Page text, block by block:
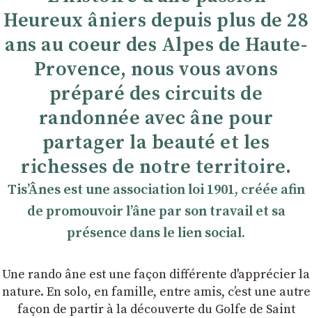
Heureux âniers depuis plus de 28
ans au coeur des Alpes de Haute-
Provence, nous vous avons
préparé des circuits de
randonnée avec âne pour
partager la beauté et les
richesses de notre territoire.
TisʼÂnes est une association loi 1901, créée afin
de promouvoir lʼâne par son travail et sa
présence dans le lien social.
Une rando âne est une façon différente d'apprécier la
nature. En solo, en famille, entre amis, cʼest une autre
façon de partir à la découverte du Golfe de Saint